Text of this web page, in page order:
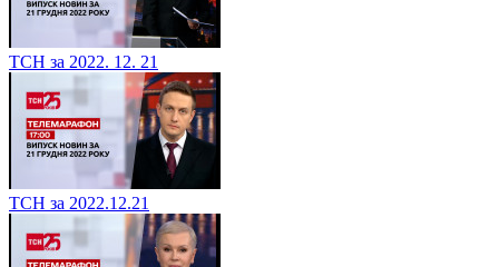
ТСН за 2022. 12. 21
ТСН за 2022.12.21